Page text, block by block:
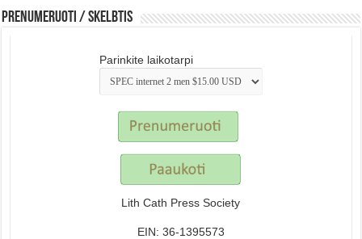
Prenumeruoti / Skelbtis
Parinkite laikotarpi
Lith Cath Press Society
EIN: 36-1395573